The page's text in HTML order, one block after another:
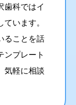
歯科ではイ
います。
ることを話
ンプレート
気軽に相談